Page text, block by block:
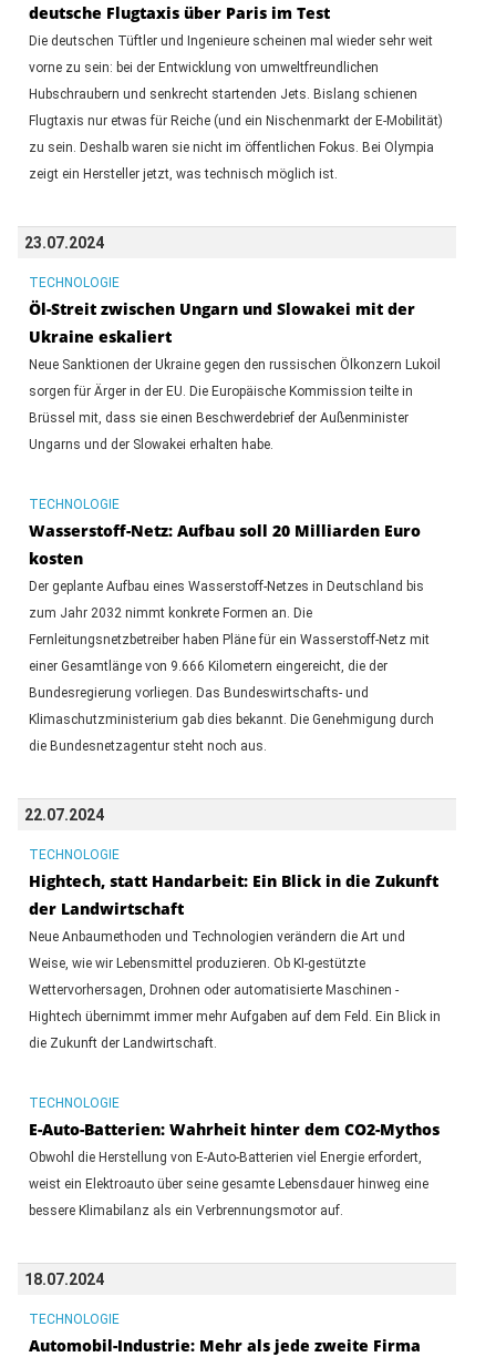
deutsche Flugtaxis über Paris im Test
Die deutschen Tüftler und Ingenieure scheinen mal wieder sehr weit
vorne zu sein: bei der Entwicklung von umweltfreundlichen
Hubschraubern und senkrecht startenden Jets. Bislang schienen
Flugtaxis nur etwas für Reiche (und ein Nischenmarkt der E-Mobilität)
zu sein. Deshalb waren sie nicht im öffentlichen Fokus. Bei Olympia
zeigt ein Hersteller jetzt, was technisch möglich ist.
23.07.2024
TECHNOLOGIE
Öl-Streit zwischen Ungarn und Slowakei mit der
Ukraine eskaliert
Neue Sanktionen der Ukraine gegen den russischen Ölkonzern Lukoil
sorgen für Ärger in der EU. Die Europäische Kommission teilte in
Brüssel mit, dass sie einen Beschwerdebrief der Außenminister
Ungarns und der Slowakei erhalten habe.
TECHNOLOGIE
Wasserstoff-Netz: Aufbau soll 20 Milliarden Euro
kosten
Der geplante Aufbau eines Wasserstoff-Netzes in Deutschland bis
zum Jahr 2032 nimmt konkrete Formen an. Die
Fernleitungsnetzbetreiber haben Pläne für ein Wasserstoff-Netz mit
einer Gesamtlänge von 9.666 Kilometern eingereicht, die der
Bundesregierung vorliegen. Das Bundeswirtschafts- und
Klimaschutzministerium gab dies bekannt. Die Genehmigung durch
die Bundesnetzagentur steht noch aus.
22.07.2024
TECHNOLOGIE
Hightech, statt Handarbeit: Ein Blick in die Zukunft
der Landwirtschaft
Neue Anbaumethoden und Technologien verändern die Art und
Weise, wie wir Lebensmittel produzieren. Ob KI-gestützte
Wettervorhersagen, Drohnen oder automatisierte Maschinen -
Hightech übernimmt immer mehr Aufgaben auf dem Feld. Ein Blick in
die Zukunft der Landwirtschaft.
TECHNOLOGIE
E-Auto-Batterien: Wahrheit hinter dem CO2-Mythos
Obwohl die Herstellung von E-Auto-Batterien viel Energie erfordert,
weist ein Elektroauto über seine gesamte Lebensdauer hinweg eine
bessere Klimabilanz als ein Verbrennungsmotor auf.
18.07.2024
TECHNOLOGIE
Automobil-Industrie: Mehr als jede zweite Firma